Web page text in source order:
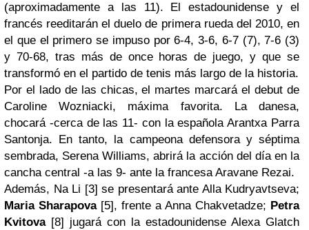
(aproximadamente a las 11). El estadounidense y el
francés reeditarán el duelo de primera rueda del 2010, en
el que el primero se impuso por 6-4, 3-6, 6-7 (7), 7-6 (3)
y 70-68, tras más de once horas de juego, y que se
transformó en el partido de tenis más largo de la historia.
Por el lado de las chicas, el martes marcará el debut de
Caroline Wozniacki, máxima favorita. La danesa,
chocará -cerca de las 11- con la española Arantxa Parra
Santonja. En tanto, la campeona defensora y séptima
sembrada, Serena Williams, abrirá la acción del día en la
cancha central -a las 9- ante la francesa Aravane Rezai.
Además, Na Li [3] se presentará ante Alla Kudryavtseva;
Maria Sharapova[5], frente a Anna Chakvetadze; Petra
Kvitova[8] jugará con la estadounidense Alexa Glatch